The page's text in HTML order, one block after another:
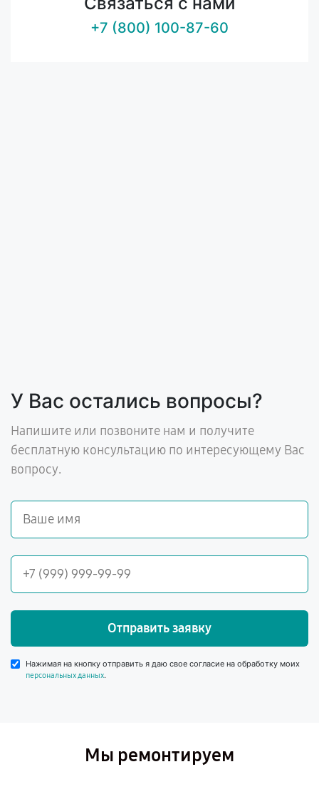
+7 (800) 100-87-60
У Вас остались вопросы?
Напишите или позвоните нам и получите
бесплатную консультацию по интересующему Вас
вопросу.
Отправить заявку
Нажимая на кнопку отправить я даю свое согласие на обработку моих
персональных данных.
Мы ремонтируем